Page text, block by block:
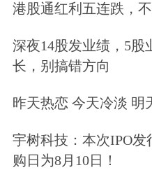
公开数据显示，云
计落地超过1200个
所有省级行政区
区，服务国家电网
信、新加坡能源集
招股书显示，公司
港股通红利五连跌，
深夜14股发业绩，5股
长，别搞错方向
昨天热恋 今天冷淡 明
宇树科技：本次IPO发
购日为8月10日！